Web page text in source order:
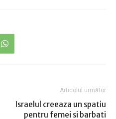
Articolul următor
Israelul creeaza un spatiu
pentru femei si barbati